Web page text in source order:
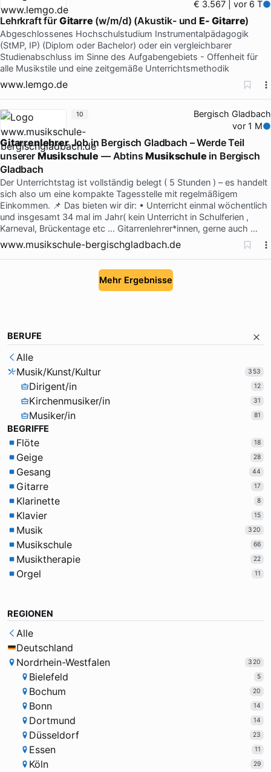
€ 3.567 | vor 6 T
Lehrkraft für Gitarre (w/m/d) (Akustik- und E- Gitarre)
Abgeschlossenes Hochschulstudium Instrumentalpädagogik
(StMP, IP) (Diplom oder Bachelor) oder ein vergleichbarer
Studienabschluss im Sinne des Aufgabengebiets - Offenheit für
alle Musikstile und eine zeitgemäße Unterrichtsmethodik
www.lemgo.de
Bergisch Gladbach
vor 1 M
GitarrenlehrerJob in Bergisch Gladbach – Werde Teil
unserer Musikschule — AbtinsMusikschule in Bergisch
Gladbach
Der Unterrichtstag ist vollständig belegt ( 5 Stunden ) – es handelt
sich also um eine kompakte Tagesstelle mit regelmäßigem
Einkommen. 📌 Das bieten wir dir: • Unterricht einmal wöchentlich
und insgesamt 34 mal im Jahr( kein Unterricht in Schulferien ,
Karneval, Brückentage etc … Gitarrenlehrer*innen, gerne auch …
www.musikschule-bergischgladbach.de
10
Mehr Ergebnisse
BERUFE
Alle
Musik/Kunst/Kultur
353
Dirigent/in 12
Kirchenmusiker/in 31
Musiker/in 81
BEGRIFFE
Flöte 18
Geige 28
Gesang 44
Gitarre 17
Klarinette 8
Klavier 15
Musik 320
Musikschule 66
Musiktherapie 22
Orgel 11
REGIONEN
Alle
Deutschland
Nordrhein-Westfalen
320
Bielefeld 5
Bochum 20
Bonn 14
Dortmund 14
Düsseldorf 23
Essen 11
Köln 29